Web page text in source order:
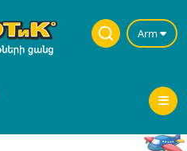
Arm